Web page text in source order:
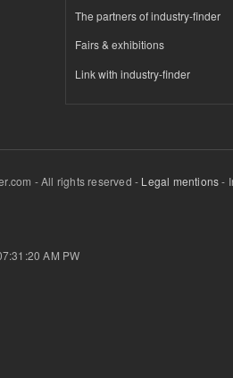
The partners of industry-finder
Fairs & exhibitions
Link with industry-finder
- All rights reserved - Legal mentions-
AM PW